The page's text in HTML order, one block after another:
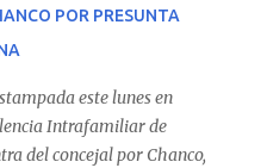
vigente. El informe
apostado se registró en
POR PRESUNTA
este lunes en
Intrafamiliar de
del concejal por Chanco,